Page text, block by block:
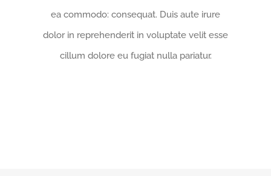
ea commodo: consequat. Duis aute irure
dolor in reprehenderit in voluptate velit esse
cillum dolore eu fugiat nulla pariatur.